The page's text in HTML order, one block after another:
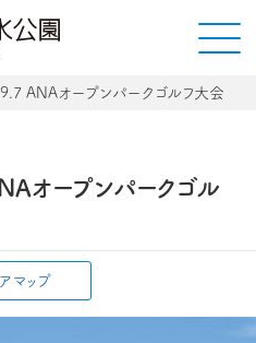
ANAオープンパークゴルフ大会
オープンパークゴル
マップ